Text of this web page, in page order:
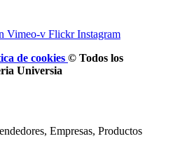
Vimeo-v Flickr Instagram
de cookies © Todos los
Universia
Empresas, Productos